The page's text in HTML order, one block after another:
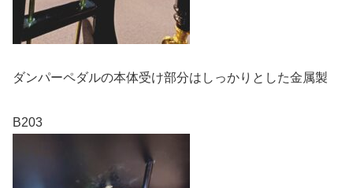
ダンパーペダルの本体受け部分はしっかりとした金属製
B203